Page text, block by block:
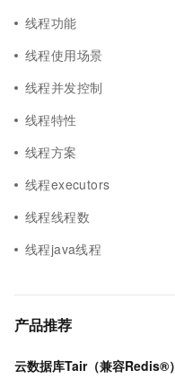
线程功能
线程使用场景
线程并发控制
线程特性
线程方案
线程executors
线程线程数
线程java线程
产品推荐
云数据库Tair（兼容Redis®）